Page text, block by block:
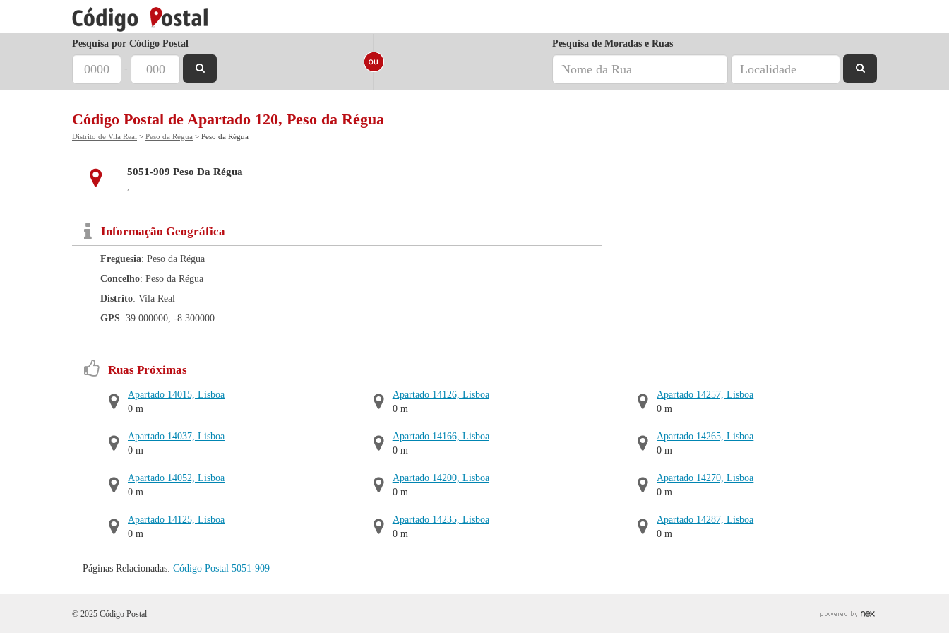
Pesquisa por Código Postal
-
Pesquisa de Moradas e Ruas
Código Postal de Apartado 120, Peso da Régua
Distrito de Vila Real > Peso da Régua > Peso da Régua
5051-909 Peso Da Régua
,
Informação Geográfica
Freguesia: Peso da Régua
Concelho: Peso da Régua
Distrito: Vila Real
GPS: 39.000000, -8.300000
Ruas Próximas
Apartado 14015, Lisboa
0 m
Apartado 14037, Lisboa
0 m
Apartado 14052, Lisboa
0 m
Apartado 14125, Lisboa
0 m
Apartado 14126, Lisboa
0 m
Apartado 14166, Lisboa
0 m
Apartado 14200, Lisboa
0 m
Apartado 14235, Lisboa
0 m
Apartado 14257, Lisboa
0 m
Apartado 14265, Lisboa
0 m
Apartado 14270, Lisboa
0 m
Apartado 14287, Lisboa
0 m
Páginas Relacionadas: Código Postal 5051-909
© 2025 Código Postal